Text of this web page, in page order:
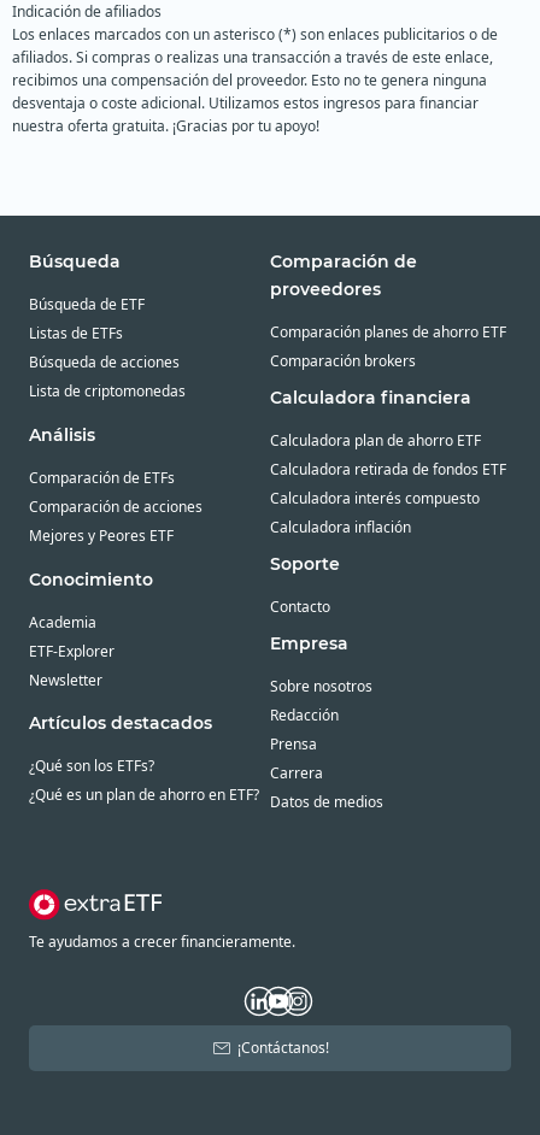
Indicación de afiliados
Los enlaces marcados con un asterisco (*) son enlaces publicitarios o de
afiliados. Si compras o realizas una transacción a través de este enlace,
recibimos una compensación del proveedor. Esto no te genera ninguna
desventaja o coste adicional. Utilizamos estos ingresos para financiar
nuestra oferta gratuita. ¡Gracias por tu apoyo!
Búsqueda
Búsqueda de ETF
Listas de ETFs
Búsqueda de acciones
Lista de criptomonedas
Análisis
Comparación de ETFs
Comparación de acciones
Mejores y Peores ETF
Conocimiento
Academia
ETF-Explorer
Newsletter
Artículos destacados
¿Qué son los ETFs?
¿Qué es un plan de ahorro en ETF?
Comparación de
proveedores
Comparación planes de ahorro ETF
Comparación brokers
Calculadora financiera
Calculadora plan de ahorro ETF
Calculadora retirada de fondos ETF
Calculadora interés compuesto
Calculadora inflación
Soporte
Contacto
Empresa
Sobre nosotros
Redacción
Prensa
Carrera
Datos de medios
Te ayudamos a crecer financieramente.
¡Contáctanos!